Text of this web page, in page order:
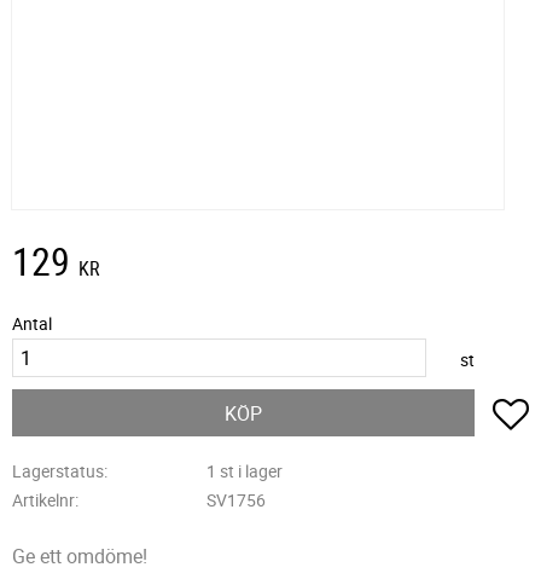
129 KR
Antal
st
KÖP
Lagerstatus
1 st i lager
Artikelnr
SV1756
Ge ett omdöme!